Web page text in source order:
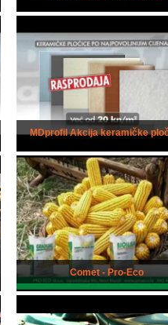
MDprofil Akcija keramičke
Comet - Pro-Eco